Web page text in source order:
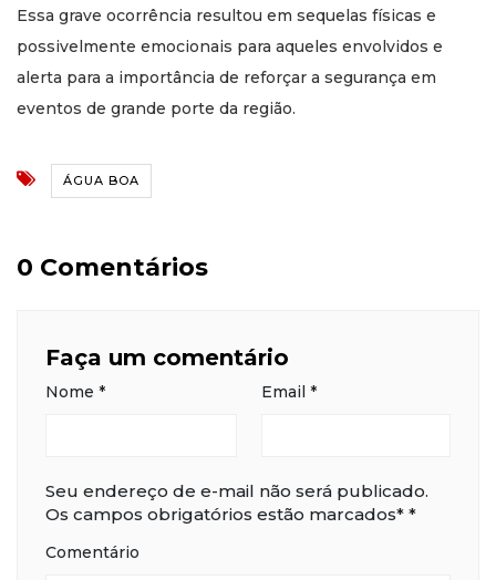
Essa grave ocorrência resultou em sequelas físicas e
possivelmente emocionais para aqueles envolvidos e
alerta para a importância de reforçar a segurança em
eventos de grande porte da região.
ÁGUA BOA
0 Comentários
Faça um comentário
Nome * Email *
Seu endereço de e-mail não será publicado.
Os campos obrigatórios estão marcados* *
Comentário